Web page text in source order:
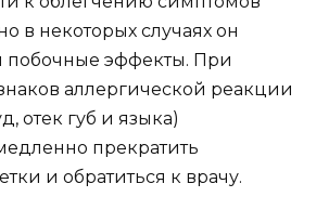
в некоторых случаях он
побочные эффекты. При
аллергической реакции
отек губ и языка)
прекратить
и обратиться к врачу.